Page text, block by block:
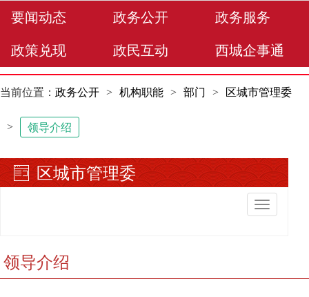
要闻动态 政务公开 政务服务
政策兑现 政民互动 西城企事通
当前位置： 政务公开 > 机构职能 > 部门 > 区城市管理委
> 领导介绍
区城市管理委
切
换
领导介绍